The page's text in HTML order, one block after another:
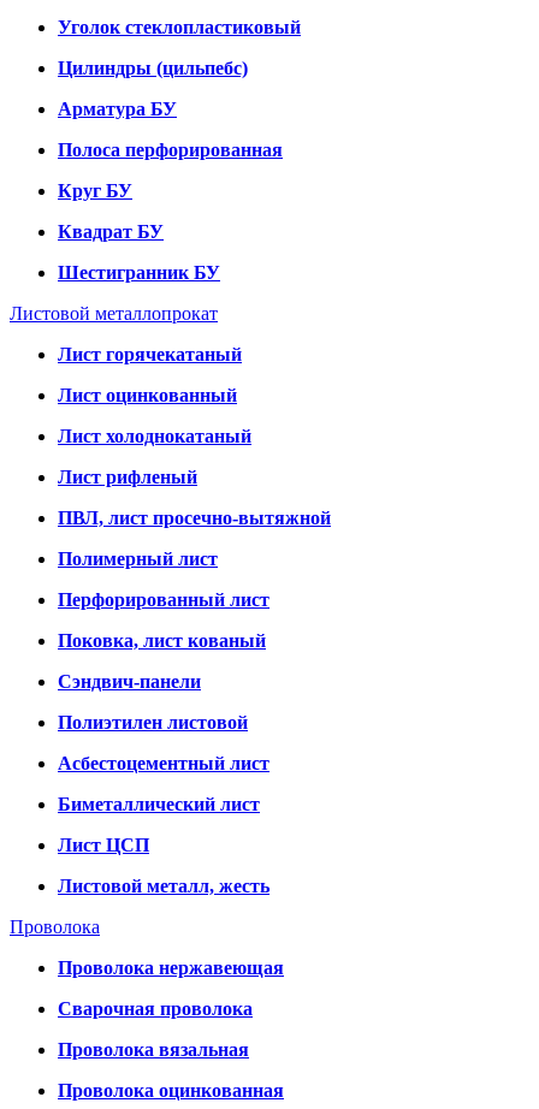
Уголок стеклопластиковый
Цилиндры (цильпебс)
Арматура БУ
Полоса перфорированная
Круг БУ
Квадрат БУ
Шестигранник БУ
Листовой металлопрокат
Лист горячекатаный
Лист оцинкованный
Лист холоднокатаный
Лист рифленый
ПВЛ, лист просечно-вытяжной
Полимерный лист
Перфорированный лист
Поковка, лист кованый
Сэндвич-панели
Полиэтилен листовой
Асбестоцементный лист
Биметаллический лист
Лист ЦСП
Листовой металл, жесть
Проволока
Проволока нержавеющая
Сварочная проволока
Проволока вязальная
Проволока оцинкованная